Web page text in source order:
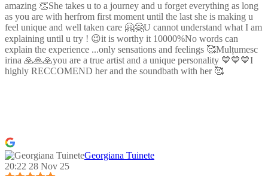
amazing 👏She takes u to a journey and u forget everything as long
as you are with herfrom first moment until the last she is making u
feel unique and well taken care 🤗🤗U cannot understand what I am
explaining until u try ! 😉it is worthy it 10000%No words can
explain the experience ...only sensations and feelings 🥰Mulțumesc
irina 🙏🙏🙏you are a true artist and a unique personality 💙💙💙I
highly RECCOMEND her and the soundbath with her 🥰
Georgiana Tuinete
20:22 28 Nov 25